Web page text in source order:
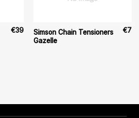
€39
Simson Chain Tensioners
Gazelle
€7